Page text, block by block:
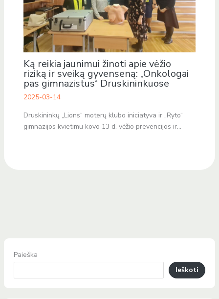
Ką reikia jaunimui žinoti apie vėžio
riziką ir sveiką gyvenseną: „Onkologai
pas gimnazistus“ Druskininkuose
2025-03-14
Druskininkų „Lions“ moterų klubo iniciatyva ir „Ryto“
gimnazijos kvietimu kovo 13 d. vėžio prevencijos ir…
Paieška
Ieškoti